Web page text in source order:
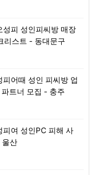
피 성인피씨방 매장
리스트 - 동대문구
어때 성인 피씨방 업
트너 모집 - 충주
여 성인PC 피해 사
울산